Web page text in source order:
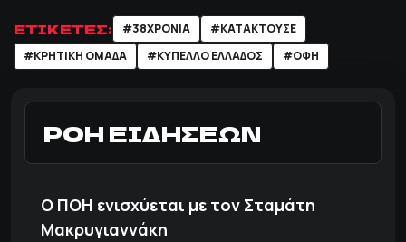
ΕΤΙΚΕΤΕΣ: #38ΧΡΟΝΙΑ
#ΚΑΤΑΚΤΟΥΣΕ
#ΚΡΗΤΙΚΗ ΟΜΑΔΑ
#ΚΥΠΕΛΛΟ ΕΛΛΑΔΟΣ #ΟΦΗ
ΡΟΗ ΕΙΔΗΣΕΩΝ
Ο ΠΟΗ ενισχύεται με τον Σταμάτη
Μακρυγιαννάκη